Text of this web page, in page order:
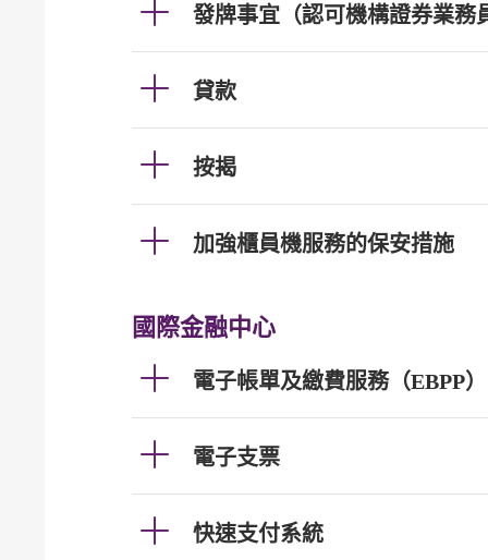
發牌事宜（認可機構證券業務
貸款
按揭
加強櫃員機服務的保安措施
國際金融中心
電子帳單及繳費服務（EBPP）
電子支票
快速支付系統